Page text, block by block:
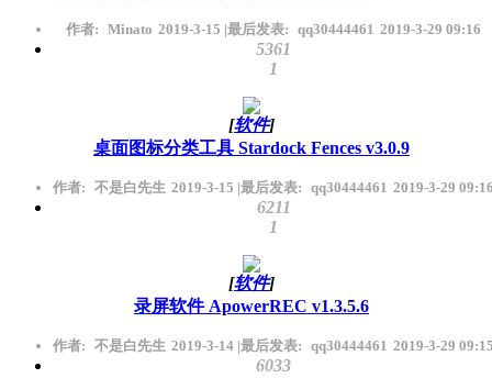
作者: Minato 2019-3-15 |最后发表: qq30444461 2019-3-29 09:16
5361
1
[软件]
桌面图标分类工具 Stardock Fences v3.0.9
作者: 不是白先生 2019-3-15 |最后发表: qq30444461 2019-3-29
6211
1
[软件]
录屏软件 ApowerREC v1.3.5.6
作者: 不是白先生 2019-3-14 |最后发表: qq30444461 2019-3-29
6033